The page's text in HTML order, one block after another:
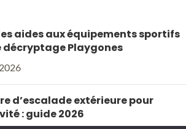
aides aux équipements sportifs
décryptage Playgones
d’escalade extérieure pour
: guide 2026